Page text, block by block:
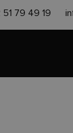
51 79 49 19